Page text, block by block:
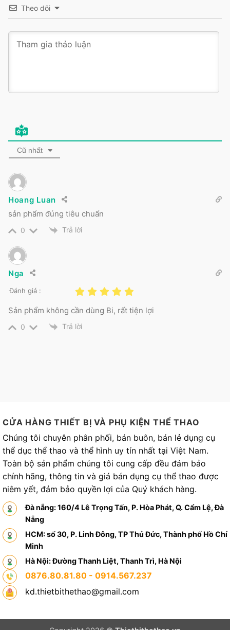
Theo dõi
Cũ nhất
Hoang Luan
sản phẩm đúng tiêu chuẩn
0 Trả lời
Nga
Đánh giá :
Sản phẩm không cần dùng Bi, rất tiện lợi
0 Trả lời
CỬA HÀNG THIẾT BỊ VÀ PHỤ KIỆN THỂ THAO
Chúng tôi chuyên phân phối, bán buôn, bán lẻ dụng cụ
thể dục thể thao và thể hình uy tín nhất tại Việt Nam.
Toàn bộ sản phẩm chúng tôi cung cấp đều đảm bảo
chính hãng, thông tin và giá bán dụng cụ thể thao được
niêm yết, đảm bảo quyền lợi của Quý khách hàng.
Đà nẵng: 160/4 Lê Trọng Tấn, P. Hòa Phát, Q. Cẩm Lệ, Đà
Nẵng
HCM: số 30, P. Linh Đông, TP Thủ Đức, Thành phố Hồ Chí
Minh
Hà Nội: Đường Thanh Liệt, Thanh Trì, Hà Nội
0876.80.81.80 - 0914.567.237
kd.thietbithethao@gmail.com